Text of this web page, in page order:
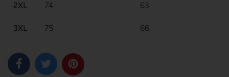
2XL 74 63
3XL 75 66